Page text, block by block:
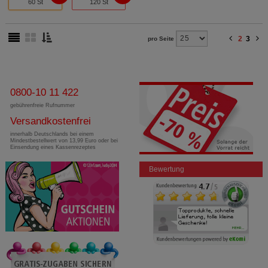
60 St 120 St
pro Seite 2 3
0800-10 11 422
gebührenfreie Rufnummer
Versandkostenfrei
innerhalb Deutschlands bei einem
Mindestbestellwert von 13,99 Euro oder bei
Einsendung eines Kassenrezeptes
Bewertung